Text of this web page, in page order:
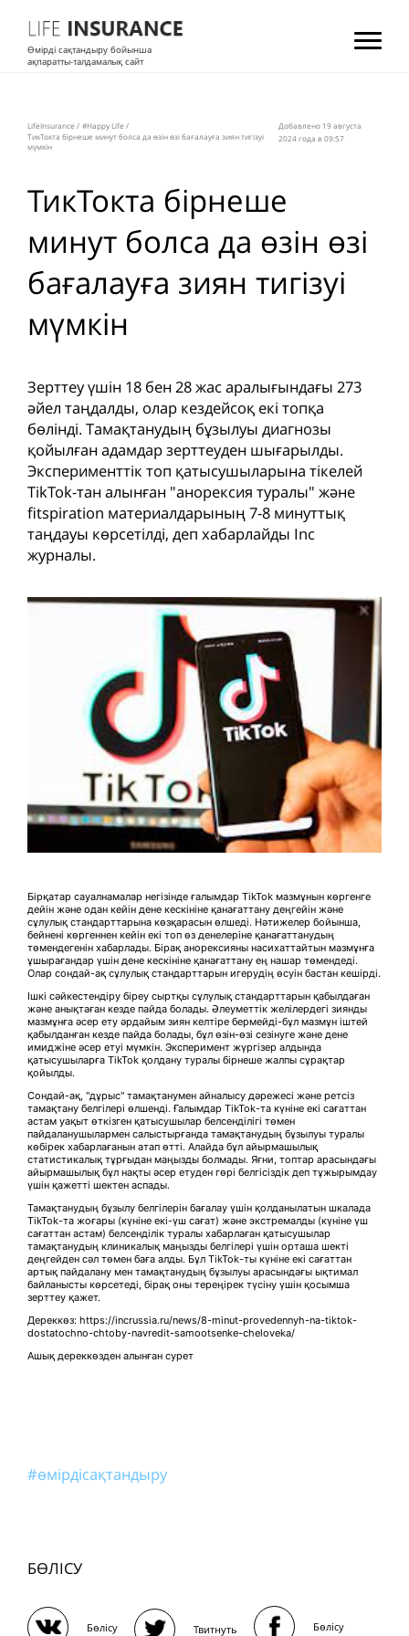
Өмірді сақтандыру бойынша
ақпаратты-талдамалық сайт
LifeInsurance / #Happy Life /
ТикТокта бірнеше минут болса да өзін өзі бағалауға зиян тигізуі
мүмкін
Добавлено 19 августа
2024 года в 09:57
ТикТокта бірнеше
минут болса да өзін өзі
бағалауға зиян тигізуі
мүмкін
Зерттеу үшін 18 бен 28 жас аралығындағы 273
әйел таңдалды, олар кездейсоқ екі топқа
бөлінді. Тамақтанудың бұзылуы диагнозы
қойылған адамдар зерттеуден шығарылды.
Эксперименттік топ қатысушыларына тікелей
TikTok-тан алынған "анорексия туралы" және
fitspiration материалдарының 7-8 минуттық
таңдауы көрсетілді, деп хабарлайды Inc
журналы.
Бірқатар сауалнамалар негізінде ғалымдар TikTok мазмұнын көргенге
дейін және одан кейін дене кескініне қанағаттану деңгейін және
сұлулық стандарттарына көзқарасын өлшеді. Нәтижелер бойынша,
бейнені көргеннен кейін екі топ өз денелеріне қанағаттанудың
төмендегенін хабарлады. Бірақ анорексияны насихаттайтын мазмұнға
ұшырағандар үшін дене кескініне қанағаттану ең нашар төмендеді.
Олар сондай-ақ сұлулық стандарттарын игерудің өсуін бастан кешірді.
Ішкі сәйкестендіру біреу сыртқы сұлулық стандарттарын қабылдаған
және анықтаған кезде пайда болады. Әлеуметтік желілердегі зиянды
мазмұнға әсер ету әрдайым зиян келтіре бермейді-бұл мазмұн іштей
қабылданған кезде пайда болады, бұл өзін-өзі сезінуге және дене
имиджіне әсер етуі мүмкін. Эксперимент жүргізер алдында
қатысушыларға TikTok қолдану туралы бірнеше жалпы сұрақтар
қойылды.
Сондай-ақ, "дұрыс" тамақтанумен айналысу дәрежесі және ретсіз
тамақтану белгілері өлшенді. Ғалымдар TikTok-та күніне екі сағаттан
астам уақыт өткізген қатысушылар белсенділігі төмен
пайдаланушылармен салыстырғанда тамақтанудың бұзылуы туралы
көбірек хабарлағанын атап өтті. Алайда бұл айырмашылық
статистикалық тұрғыдан маңызды болмады. Яғни, топтар арасындағы
айырмашылық бұл нақты әсер етуден гөрі белгісіздік деп тұжырымдау
үшін қажетті шектен аспады.
Тамақтанудың бұзылу белгілерін бағалау үшін қолданылатын шкалада
TikTok-та жоғары (күніне екі-үш сағат) және экстремалды (күніне үш
сағаттан астам) белсенділік туралы хабарлаған қатысушылар
тамақтанудың клиникалық маңызды белгілері үшін орташа шекті
деңгейден сәл төмен баға алды. Бұл TikTok-ты күніне екі сағаттан
артық пайдалану мен тамақтанудың бұзылуы арасындағы ықтимал
байланысты көрсетеді, бірақ оны тереңірек түсіну үшін қосымша
зерттеу қажет.
Дереккөз: https://incrussia.ru/news/8-minut-provedennyh-na-tiktok-
dostatochno-chtoby-navredit-samootsenke-cheloveka/
Ашық дереккөзден алынған сурет
#өмірдісақтандыру
БӨЛІСУ
Бөлісу Твитнуть Бөлісу